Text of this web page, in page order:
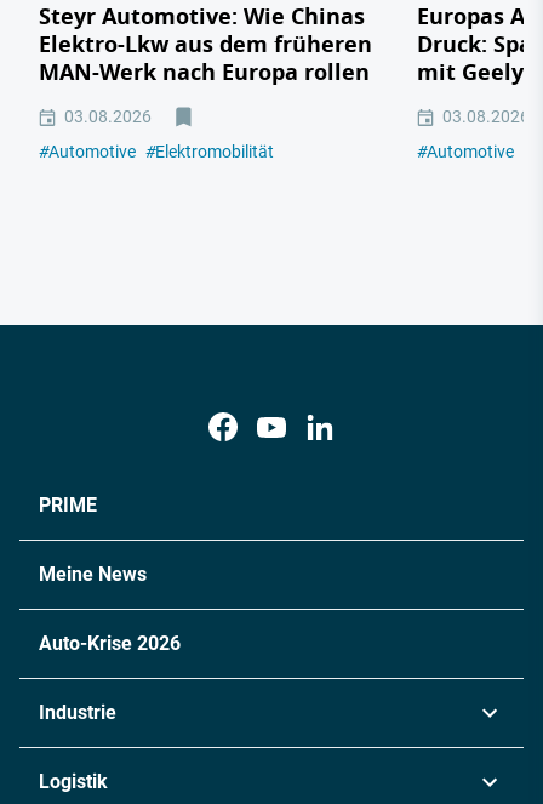
Steyr Automotive: Wie Chinas
Elektro-Lkw aus dem früheren
MAN-Werk nach Europa rollen
03.08.2026
#Automotive #Elektromobilität
Europas
Druck:
mit Geely,
03.08.2026
#Automotive
PRIME
Meine News
Auto-Krise 2026
Industrie
Logistik